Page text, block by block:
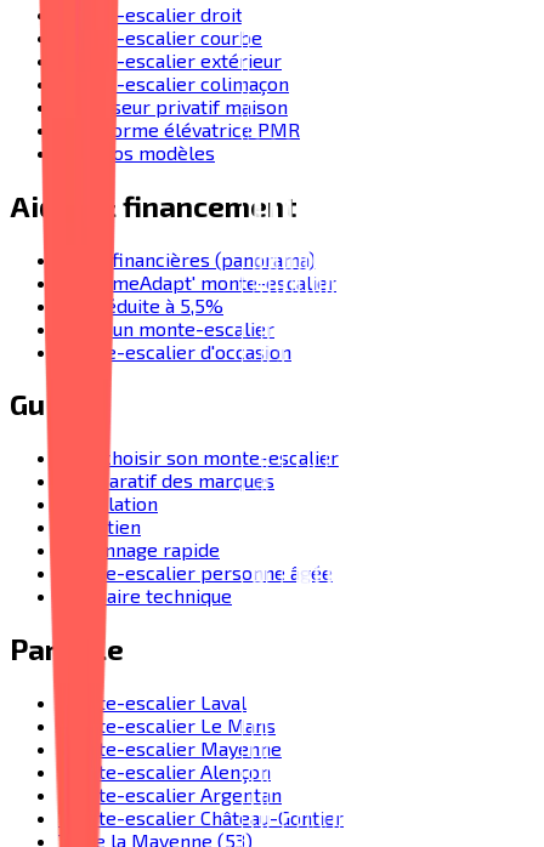
Monte-escalier droit
Monte-escalier courbe
Monte-escalier extérieur
Monte-escalier colimaçon
Ascenseur privatif maison
Plateforme élévatrice PMR
Tous nos modèles
Aides & financement
Aides financières (panorama)
MaPrimeAdapt' monte-escalier
TVA réduite à 5,5%
Prix d'un monte-escalier
Monte-escalier d'occasion
Guides
Bien choisir son monte-escalier
Comparatif des marques
Installation
Entretien
Dépannage rapide
Monte-escalier personne âgée
Glossaire technique
Par ville
Monte-escalier Laval
Monte-escalier Le Mans
Monte-escalier Mayenne
Monte-escalier Alençon
Monte-escalier Argentan
Monte-escalier Château-Gontier
Toute la Mayenne (53)